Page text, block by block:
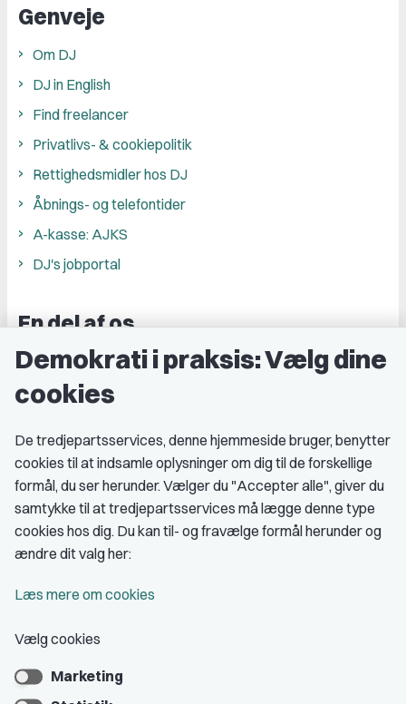
Genveje
Om DJ
DJ in English
Find freelancer
Privatlivs- & cookiepolitik
Rettighedsmidler hos DJ
Åbnings- og telefontider
A-kasse: AJKS
DJ's jobportal
En del af os
Grupper og kredse
Studenterorganisationer
Medlemskab
Fordele som medlem
Kontingent
Bliv medlem
Demokrati i praksis: Vælg dine
cookies
De tredjepartsservices, denne hjemmeside bruger, benytter
cookies til at indsamle oplysninger om dig til de forskellige
formål, du ser herunder. Vælger du "Accepter alle", giver du
samtykke til at tredjepartsservices må lægge denne type
cookies hos dig. Du kan til- og fravælge formål herunder og
ændre dit valg her:
Læs mere om cookies
Vælg cookies
Marketing